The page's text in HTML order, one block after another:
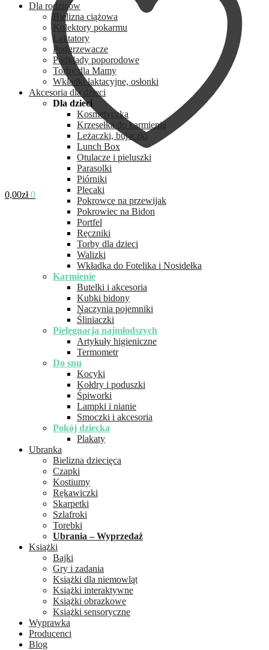
0,00zł 0
Dla rodziców
Bielizna ciążowa
Kolektory pokarmu
Laktatory
Podgrzewacze
Podkłady poporodowe
Torby dla Mamy
Wkładki laktacyjne, osłonki
Akcesoria dla dzieci
Dla dzieci
Kosmetyczka
Krzesełka do karmienia
Leżaczki, bujaczki
Lunch Box
Otulacze i pieluszki
Parasolki
Piórniki
Plecaki
Pokrowce na przewijak
Pokrowiec na Bidon
Portfel
Ręczniki
Torby dla dzieci
Walizki
Wkładka do Fotelika i Nosidełka
Karmienie
Butelki i akcesoria
Kubki bidony
Naczynia pojemniki
Śliniaczki
Pielęgnacja najmłodszych
Artykuły higieniczne
Termometr
Do snu
Kocyki
Kołdry i poduszki
Śpiworki
Lampki i nianie
Smoczki i akcesoria
Pokój dziecka
Plakaty
Ubranka
Bielizna dziecięca
Czapki
Kostiumy
Rękawiczki
Skarpetki
Szlafroki
Torebki
Ubrania – Wyprzedaż
Książki
Bajki
Gry i zadania
Książki dla niemowląt
Książki interaktywne
Książki obrazkowe
Książki sensoryczne
Wyprawka
Producenci
Blog